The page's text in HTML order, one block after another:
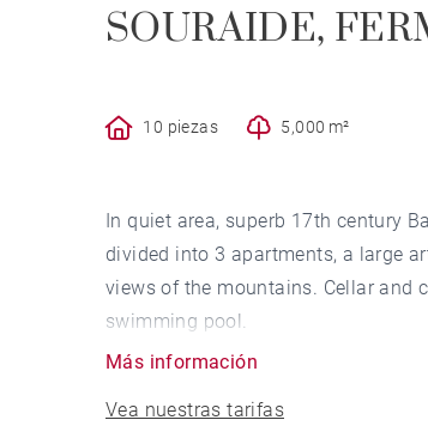
SOURAIDE,
10 piezas 5,000 m²
In quiet area, superb 17th century
divided into 3 apartments, a large
views of the mountains. Cellar and
swimming pool.
Más información
Vea nuestras tarifas